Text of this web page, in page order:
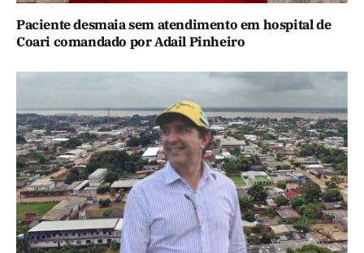
Paciente desmaia sem atendimento em hospital de
Coari comandado por Adail Pinheiro